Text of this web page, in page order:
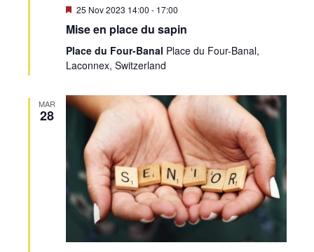
Mis
avant
25 Nov 2023 14:00 - 17:00
Mise en place du sapin
Place du Four-Banal Place du Four-Banal,
Laconnex, Switzerland
MAR
28